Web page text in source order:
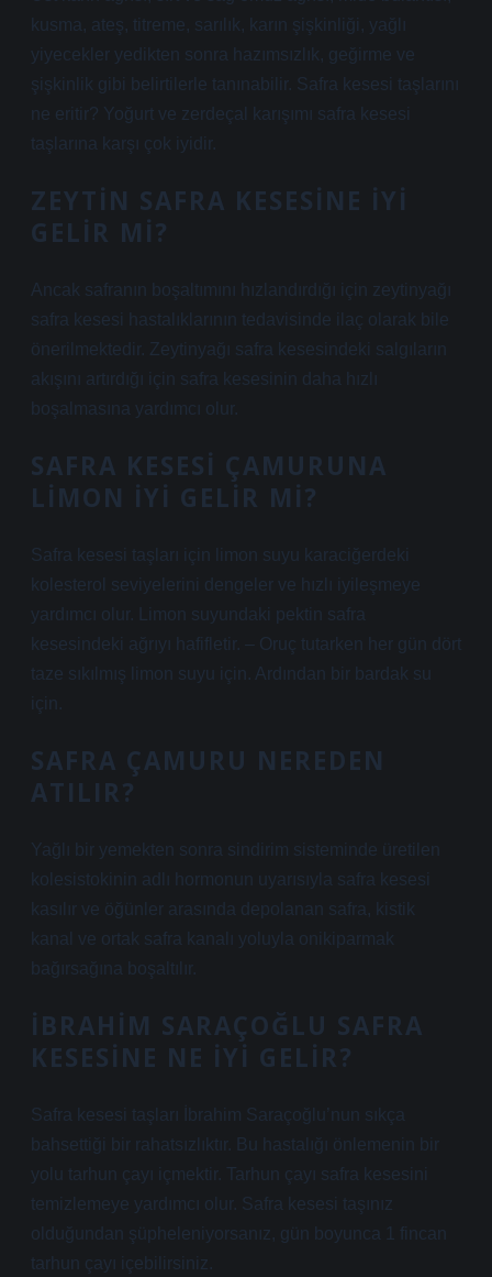
kusma, ateş, titreme, sarılık, karın şişkinliği, yağlı
yiyecekler yedikten sonra hazımsızlık, geğirme ve
şişkinlik gibi belirtilerle tanınabilir. Safra kesesi taşlarını
ne eritir? Yoğurt ve zerdeçal karışımı safra kesesi
taşlarına karşı çok iyidir.
ZEYTIN SAFRA KESESINE IYI
GELIR MI?
Ancak safranın boşaltımını hızlandırdığı için zeytinyağı
safra kesesi hastalıklarının tedavisinde ilaç olarak bile
önerilmektedir. Zeytinyağı safra kesesindeki salgıların
akışını artırdığı için safra kesesinin daha hızlı
boşalmasına yardımcı olur.
SAFRA KESESI ÇAMURUNA
LIMON IYI GELIR MI?
Safra kesesi taşları için limon suyu karaciğerdeki
kolesterol seviyelerini dengeler ve hızlı iyileşmeye
yardımcı olur. Limon suyundaki pektin safra
kesesindeki ağrıyı hafifletir. – Oruç tutarken her gün dört
taze sıkılmış limon suyu için. Ardından bir bardak su
için.
SAFRA ÇAMURU NEREDEN
ATILIR?
Yağlı bir yemekten sonra sindirim sisteminde üretilen
kolesistokinin adlı hormonun uyarısıyla safra kesesi
kasılır ve öğünler arasında depolanan safra, kistik
kanal ve ortak safra kanalı yoluyla onikiparmak
bağırsağına boşaltılır.
İBRAHIM SARAÇOĞLU SAFRA
KESESINE NE IYI GELIR?
Safra kesesi taşları İbrahim Saraçoğlu’nun sıkça
bahsettiği bir rahatsızlıktır. Bu hastalığı önlemenin bir
yolu tarhun çayı içmektir. Tarhun çayı safra kesesini
temizlemeye yardımcı olur. Safra kesesi taşınız
olduğundan şüpheleniyorsanız, gün boyunca 1 fincan
tarhun çayı içebilirsiniz.